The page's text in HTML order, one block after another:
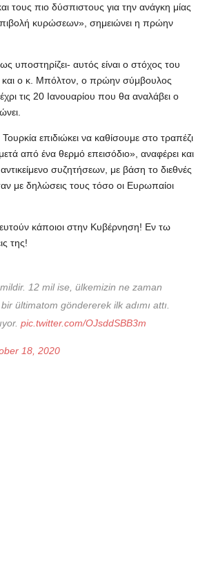
τους πιο δύσπιστους για την ανάγκη μίας
κυρώσεων», σημειώνει η πρώην
υποστηρίζει- αυτός είναι ο στόχος του
και ο κ. Μπόλτον, ο πρώην σύμβουλος
τις 20 Ιανουαρίου που θα αναλάβει ο
επιδιώκει να καθίσουμε στο τραπέζι
από ένα θερμό επεισόδιο», αναφέρει και
συζητήσεων, με βάση το διεθνές
με δηλώσεις τους τόσο οι Ευρωπαίοι
κάποιοι στην Κυβέρνηση! Eν τω
της!
12 mil ise, ülkemizin ne zaman
ültimatom göndererek ilk adımı attı.
pic.twitter.com/OJsddSBB3m
18, 2020